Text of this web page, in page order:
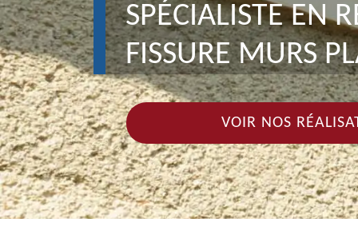
SPÉCIALISTE EN
FISSURE MURS
VOIR NOS